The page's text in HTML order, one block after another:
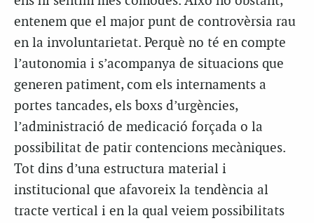
entenem que el major punt de controvèrsia rau
en la involuntarietat. Perquè no té en compte
l’autonomia i s’acompanya de situacions que
generen patiment, com els internaments a
portes tancades, els boxs d’urgències,
l’administració de medicació forçada o la
possibilitat de patir contencions mecàniques.
Tot dins d’una estructura material i
institucional que afavoreix la tendència al
tracte vertical i en la qual veiem possibilitats